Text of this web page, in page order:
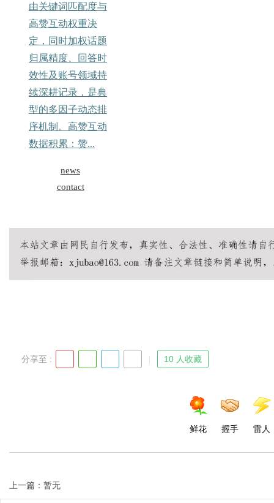
由关键词匹配度与
高赞互动权重决
定，同时加权话题
归属精度、回答时
效性及账号领域持
续深耕记录，是典
型的多因子动态排
序机制。高赞互动
数据积累：赞...
news
contact
分享至 : 10 人收藏
鲜花 握手 雷人
上一篇：暂无